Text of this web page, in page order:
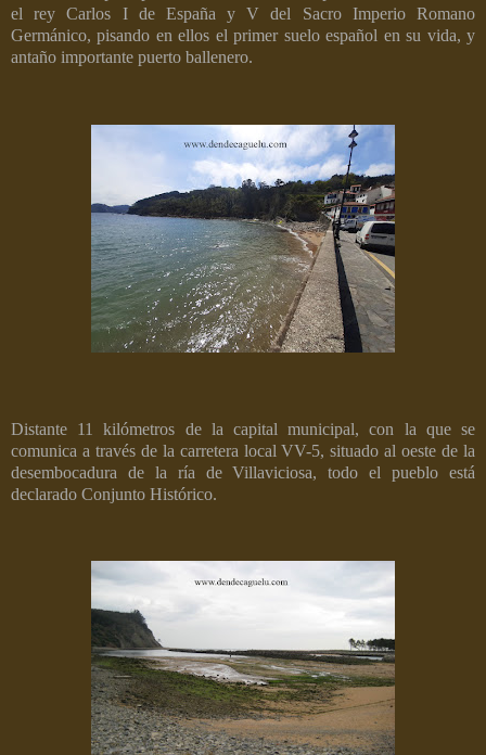
el rey Carlos I de España y V del Sacro Imperio Romano
Germánico, pisando en ellos el primer suelo español en su vida, y
antaño importante puerto ballenero.
Distante 11 kilómetros de la capital municipal, con la que se
comunica a través de la carretera local VV-5, situado al oeste de la
desembocadura de la ría de Villaviciosa, todo el pueblo está
declarado Conjunto Histórico.